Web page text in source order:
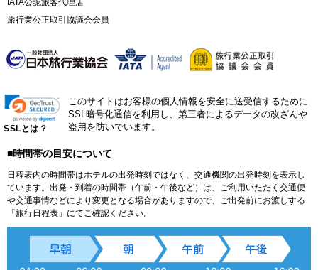
旅行業公正取引協議会会員
SSLとは？
このサイトはお客様の個人情報を安全に送受信するために
SSL暗号化通信を利用し、第三者によるデータの改ざんや
盗用を防いでいます。
■時間帯の目安について
日程表内の時間帯はホテルの出発時刻ではなく、交通機関の出発時刻を表示し
ています。出発・到着の時間帯（午前・午後など）は、ご利用いただく交通便
や交通事情などにより変更となる場合がありますので、ご出発前にお渡しする
「旅行日程表」にてご確認ください。